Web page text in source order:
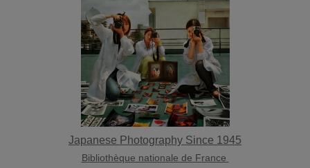
Japanese Photography Since 1945
Bibliothèque nationale de France